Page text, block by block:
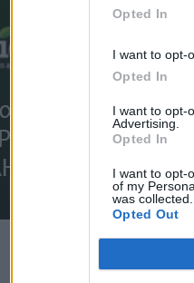
Opted In
I want to opt-
Opted In
I want to opt-
Advertising.
Opted In
I want to opt-
of my
was collected.
Opted Out